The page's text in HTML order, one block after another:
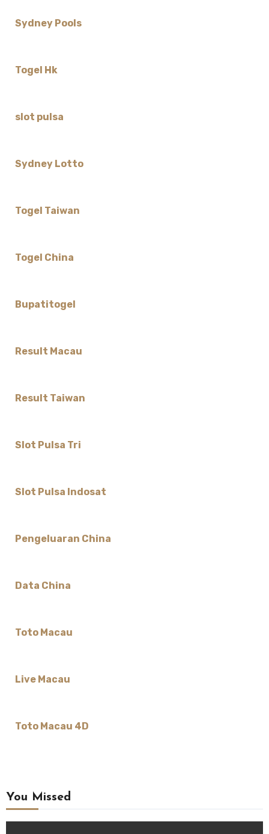
Sydney Pools
Togel Hk
slot pulsa
Sydney Lotto
Togel Taiwan
Togel China
Bupatitogel
Result Macau
Result Taiwan
Slot Pulsa Tri
Slot Pulsa Indosat
Pengeluaran China
Data China
Toto Macau
Live Macau
Toto Macau 4D
You Missed